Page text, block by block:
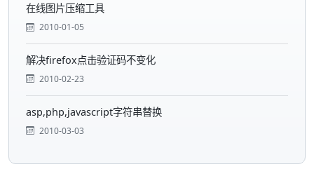
在线图片压缩工具
2010-01-05
解决firefox点击验证码不变化
2010-02-23
asp,php,javascript字符串替换
2010-03-03